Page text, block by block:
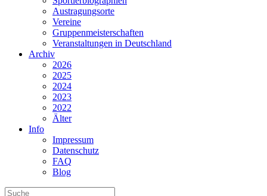
Austragungsorte
Vereine
Gruppenmeisterschaften
Veranstaltungen in Deutschland
Archiv
2026
2025
2024
2023
2022
Älter
Info
Impressum
Datenschutz
FAQ
Blog